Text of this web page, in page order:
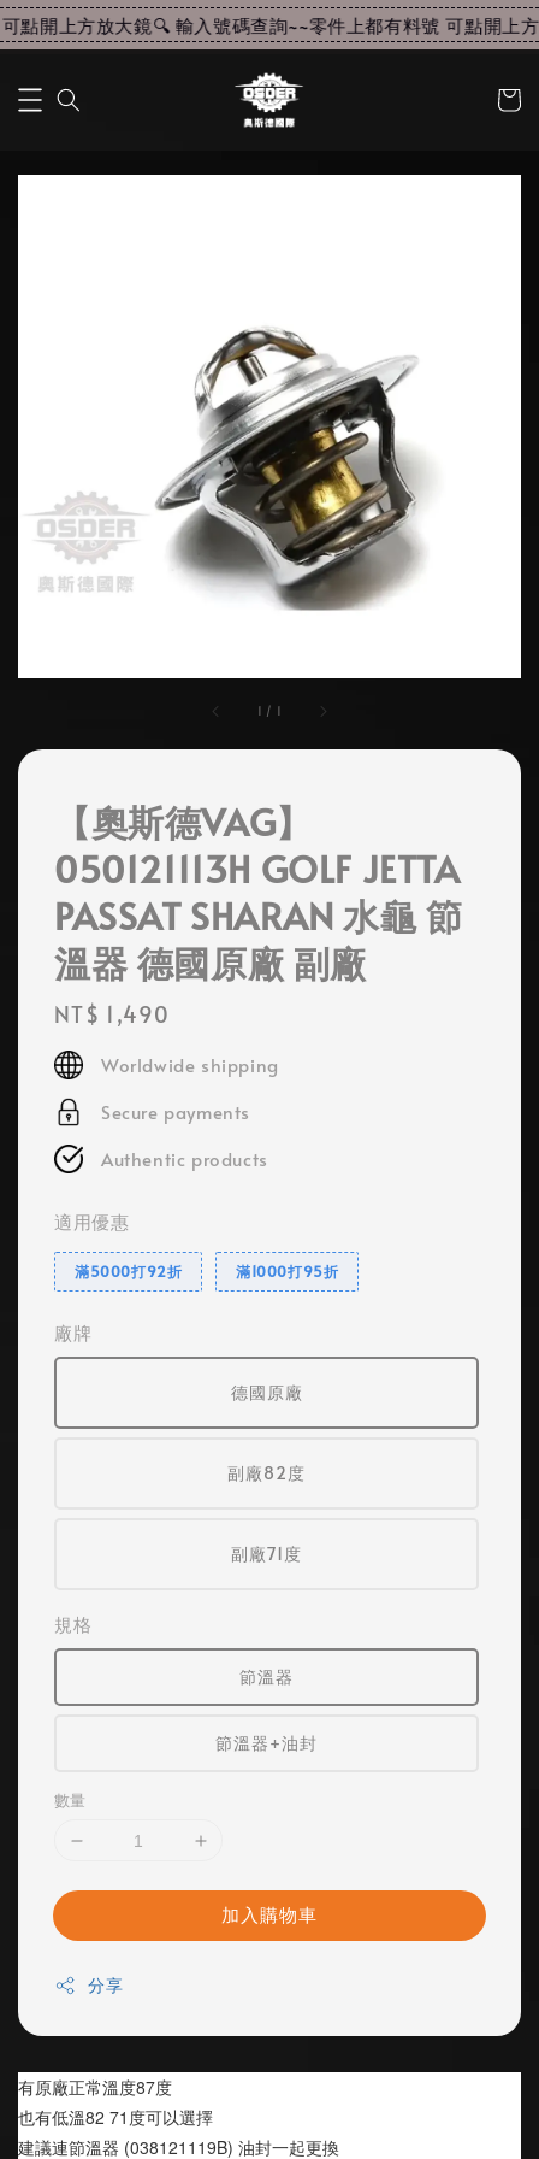
點開上方放大鏡🔍 輸入號碼查詢~~零件上都有料號 可點開上
1 / 1
【奧斯德VAG】
050121113H GOLF JETTA
PASSAT SHARAN 水龜 節
溫器 德國原廠 副廠
Regular
price
NT$ 1,490
Worldwide shipping
Secure payments
Authentic products
適用優惠
滿5000打92折 滿1000打95折
廠牌
德國原廠
副廠82度
副廠71度
規格
節溫器
節溫器+油封
數量
加入購物車
分享
有原廠正常溫度87度
也有低溫82 71度可以選擇
建議連節溫器 (038121119B) 油封一起更換